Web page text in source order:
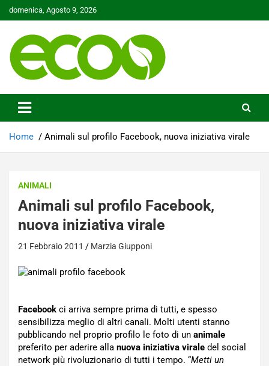
Skip
to
domenica, Agosto 9, 2026
Ecoo.it
Home Animali sul profilo Facebook, nuova iniziativa virale
ANIMALI
Animali sul profilo Facebook,
nuova iniziativa virale
21 Febbraio 2011 Marzia Giupponi
Facebook ci arriva sempre prima di tutti, e spesso
sensibilizza meglio di altri canali. Molti utenti stanno
pubblicando nel proprio profilo le foto di un animale
preferito per aderire alla nuova iniziativa virale del social
network più rivoluzionario di tutti i tempo. “Metti un